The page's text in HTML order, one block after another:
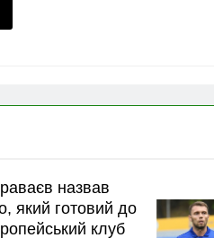
назвав
який готовий до
клуб